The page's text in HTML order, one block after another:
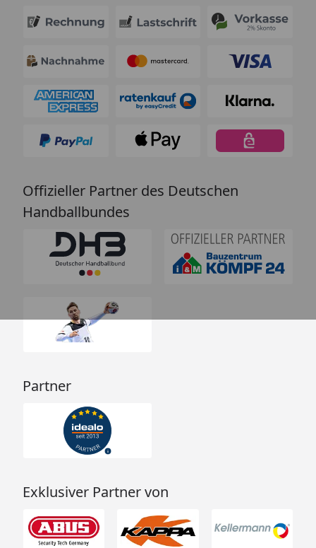
Offizieller Partner des Deutschen
Handballbundes
Partner
Exklusiver Partner von